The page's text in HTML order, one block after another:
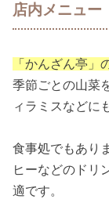
店内メニュー
「かんざん亭」
季節ごとの山菜
ィラミスなどに
食事処でもあり
ヒーなどのドリ
適です。